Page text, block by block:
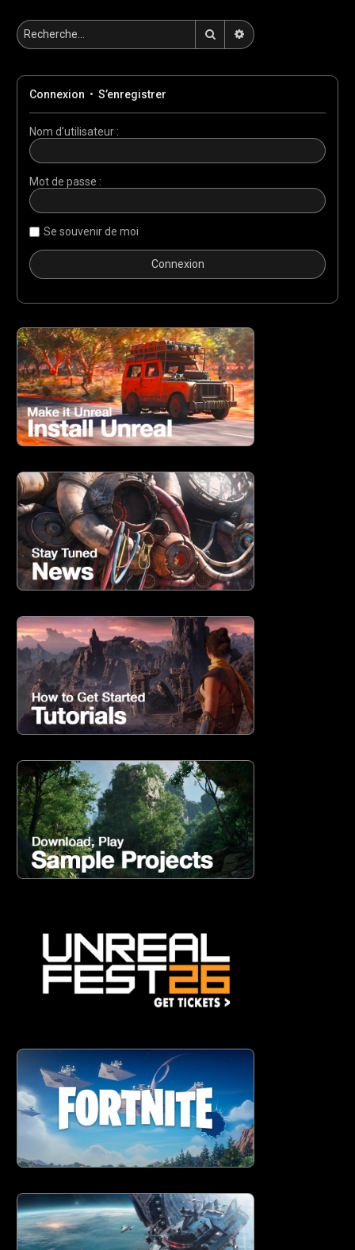
RechercherRecherche avancée
Connexion •S’enregistrer
Nom d’utilisateur :
Mot de passe :
Se souvenir de moi